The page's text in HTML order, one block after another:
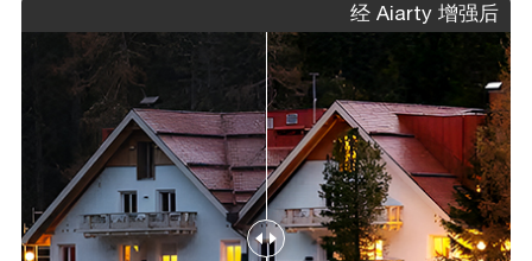
经 Aiarty 增强后